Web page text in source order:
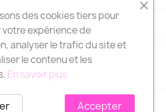
rétractation
des cookies tiers pour
votre expérience de
analyser le trafic du site et
le contenu et les
En savoir plus
Accepter